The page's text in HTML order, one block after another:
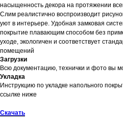
насыщенность декора на протяжении
Слим реалистично воспроизводит
уют в интерьере. Удобная замковая
покрытие плавающим способом без
уходе, экологичен и соответствует
помещений
Загрузки
Всю документацию, технички и фото вы
Укладка
Инструкцию по укладке напольного
ссылке ниже
Скачать